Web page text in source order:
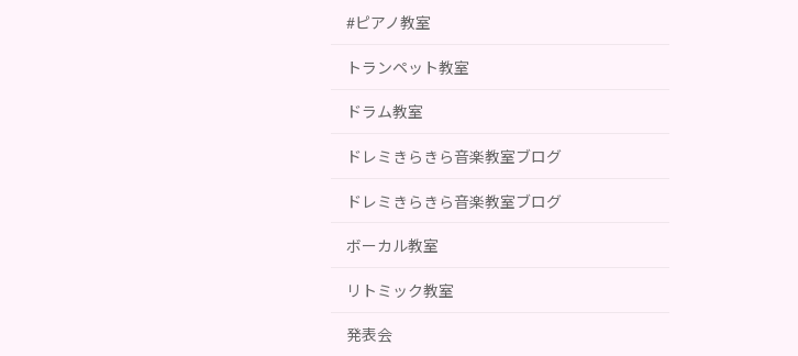
#ピアノ教室
トランペット教室
ドラム教室
ドレミきらきら音楽教室ブログ
ドレミきらきら音楽教室ブログ
ボーカル教室
リトミック教室
発表会